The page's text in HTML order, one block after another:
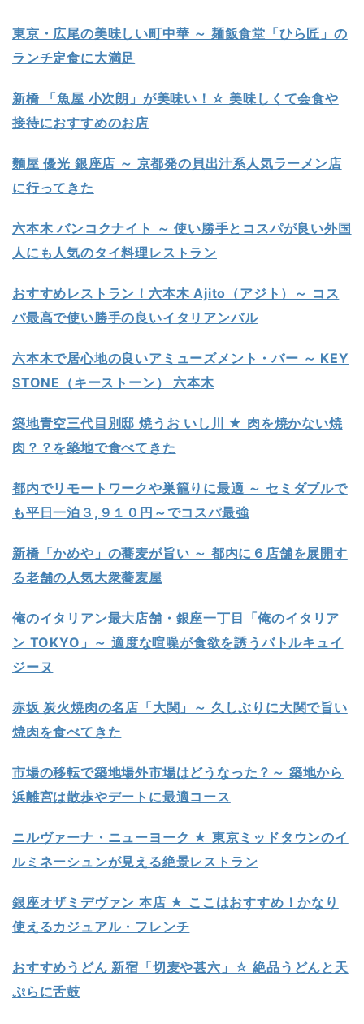
東京・広尾の美味しい町中華 ～ 麺飯食堂「ひら匠」の
ランチ定食に大満足
新橋 「魚屋 小次朗」が美味い！☆ 美味しくて会食や
接待におすすめのお店
麵屋 優光 銀座店 ～ 京都発の貝出汁系人気ラーメン店
に行ってきた
六本木 バンコクナイト ～ 使い勝手とコスパが良い外国
人にも人気のタイ料理レストラン
おすすめレストラン！六本木 Ajito（アジト）～ コス
パ最高で使い勝手の良いイタリアンバル
六本木で居心地の良いアミューズメント・バー ～ KEY
STONE（キーストーン） 六本木
築地青空三代目別邸 焼うお いし川 ★ 肉を焼かない焼
肉？？を築地で食べてきた
都内でリモートワークや巣籠りに最適 ～ セミダブルで
も平日一泊３,９１０円～でコスパ最強
新橋「かめや」の蕎麦が旨い ～ 都内に６店舗を展開す
る老舗の人気大衆蕎麦屋
俺のイタリアン最大店舗・銀座一丁目「俺のイタリア
ン TOKYO」～ 適度な喧噪が食欲を誘うバトルキュイ
ジーヌ
赤坂 炭火焼肉の名店「大関」～ 久しぶりに大関で旨い
焼肉を食べてきた
市場の移転で築地場外市場はどうなった？～ 築地から
浜離宮は散歩やデートに最適コース
ニルヴァーナ・ニューヨーク ★ 東京ミッドタウンのイ
ルミネーシュンが見える絶景レストラン
銀座オザミデヴァン 本店 ★ ここはおすすめ！かなり
使えるカジュアル・フレンチ
おすすめうどん 新宿「切麦や甚六」☆ 絶品うどんと天
ぷらに舌鼓